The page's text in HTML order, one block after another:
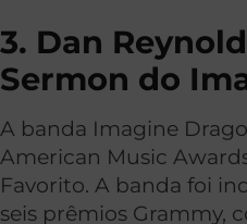
3. Dan
Sermon do
A banda Imagine
American Music
Favorito. A banda foi
seis prêmios Grammy,